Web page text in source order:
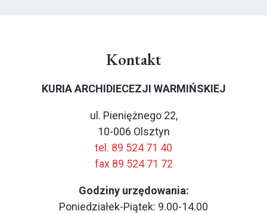
Kontakt
KURIA ARCHIDIECEZJI WARMIŃSKIEJ
ul. Pieniężnego 22,
10-006 Olsztyn
tel. 89 524 71 40
fax 89 524 71 72
Godziny urzędowania:
Poniedziałek-Piątek: 9.00-14.00